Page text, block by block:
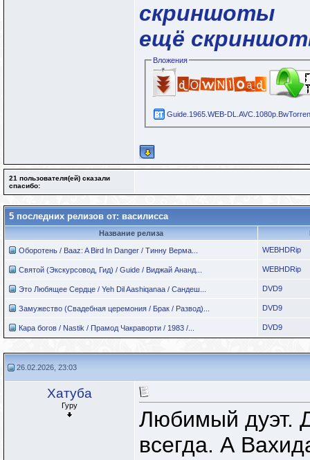
скриншоты
ещё
Вложения
Guide.1965.WEB-
21 пользователя(ей) сказали
cпасибо:
5 последних релизов от: василисса
Название релиза
Оборотень / Baaz: A Bird In Danger / Тинну Верма... WEBHDRip
Святой (Экскурсовод, Гид) / Guide / Виджай Ананд... WEBHDRip
Это Любящее Сердце / Yeh Dil Aashiqanaa / Сандеш... DVD9
Замужество (Свадебная церемония / Брак / Развод)... DVD9
Кара богов / Nastik / Прамод Чакраворти / 1983 /... DVD9
26.02.2026, 23:03
Хатуба
Гуру
Любимый дуэт.
всегда. А